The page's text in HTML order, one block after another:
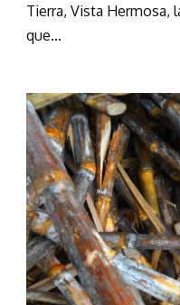
Tierra, Vista Hermosa,
que...